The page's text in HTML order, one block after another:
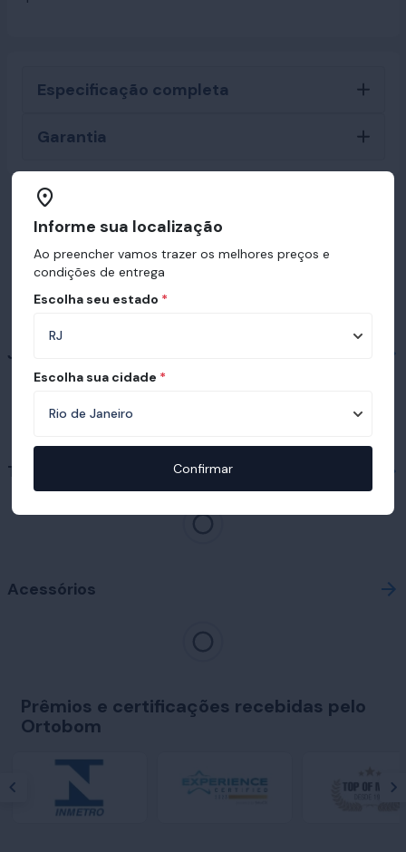
Especificação completa
Garantia
Produtos que combinam com Hospitalar
D33
Já conhece nossas bases?
Travesseiros em destaque
Acessórios
Prêmios e certificações recebidas pelo
Ortobom
Informe sua localização
Ao preencher vamos trazer os melhores preços e
condições de entrega
Escolha seu estado *
Escolha sua cidade *
Confirmar